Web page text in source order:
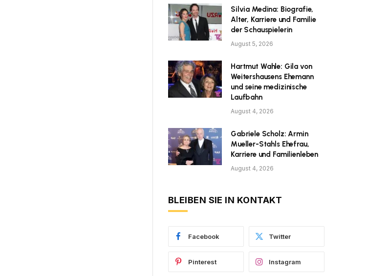
Silvia Medina: Biografie,
Alter, Karriere und Familie
der Schauspielerin
August 5, 2026
Hartmut Wahle: Gila von
Weitershausens Ehemann
und seine medizinische
Laufbahn
August 4, 2026
Gabriele Scholz: Armin
Mueller-Stahls Ehefrau,
Karriere und Familienleben
August 4, 2026
BLEIBEN SIE IN KONTAKT
Facebook Twitter
Pinterest Instagram